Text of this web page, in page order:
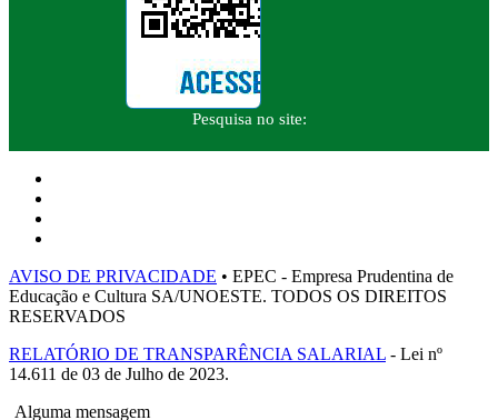
Pesquisa no site:
AVISO DE PRIVACIDADE • EPEC - Empresa Prudentina de
Educação e Cultura SA/UNOESTE. TODOS OS DIREITOS
RESERVADOS
RELATÓRIO DE TRANSPARÊNCIA SALARIAL - Lei nº
14.611 de 03 de Julho de 2023.
Alguma mensagem